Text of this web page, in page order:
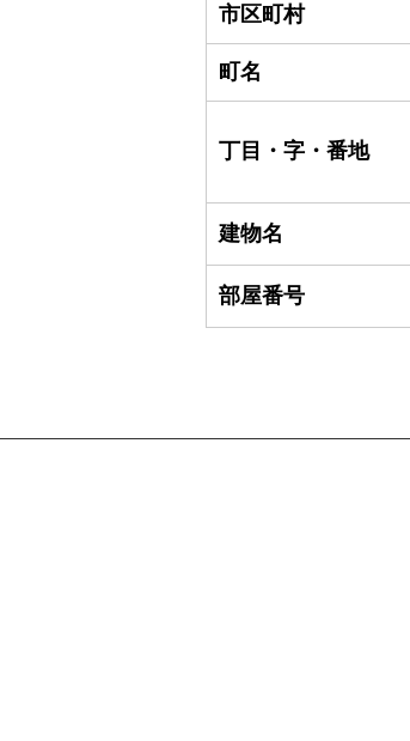
市区町村
町名
丁目・字・番地
建物名
部屋番号